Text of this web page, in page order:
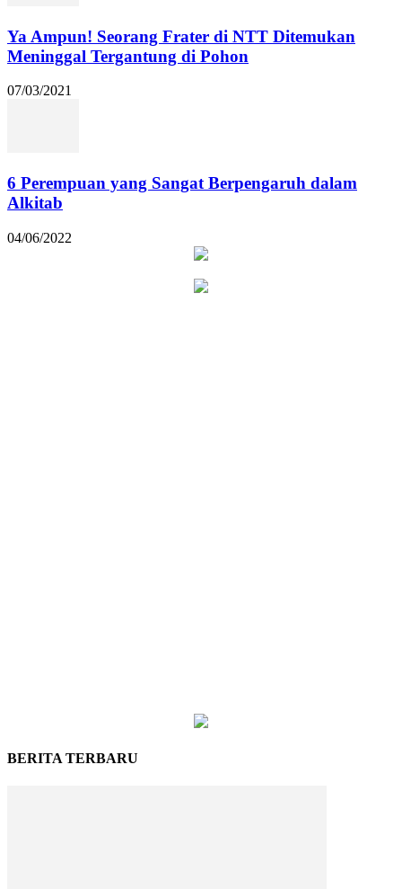
Ya Ampun! Seorang Frater di NTT Ditemukan
Meninggal Tergantung di Pohon
07/03/2021
6 Perempuan yang Sangat Berpengaruh dalam
Alkitab
04/06/2022
BERITA TERBARU